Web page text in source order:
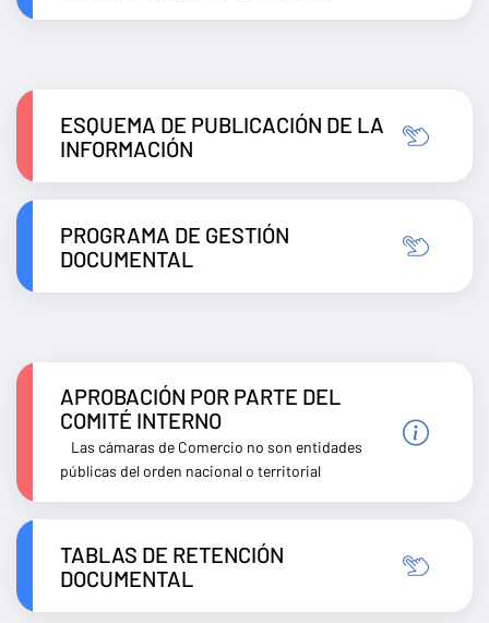
ESQUEMA DE PUBLICACIÓN DE LA
INFORMACIÓN
PROGRAMA DE GESTIÓN
DOCUMENTAL
APROBACIÓN POR PARTE DEL
COMITÉ INTERNO
Las cámaras de Comercio no son entidades
públicas del orden nacional o territorial
TABLAS DE RETENCIÓN
DOCUMENTAL